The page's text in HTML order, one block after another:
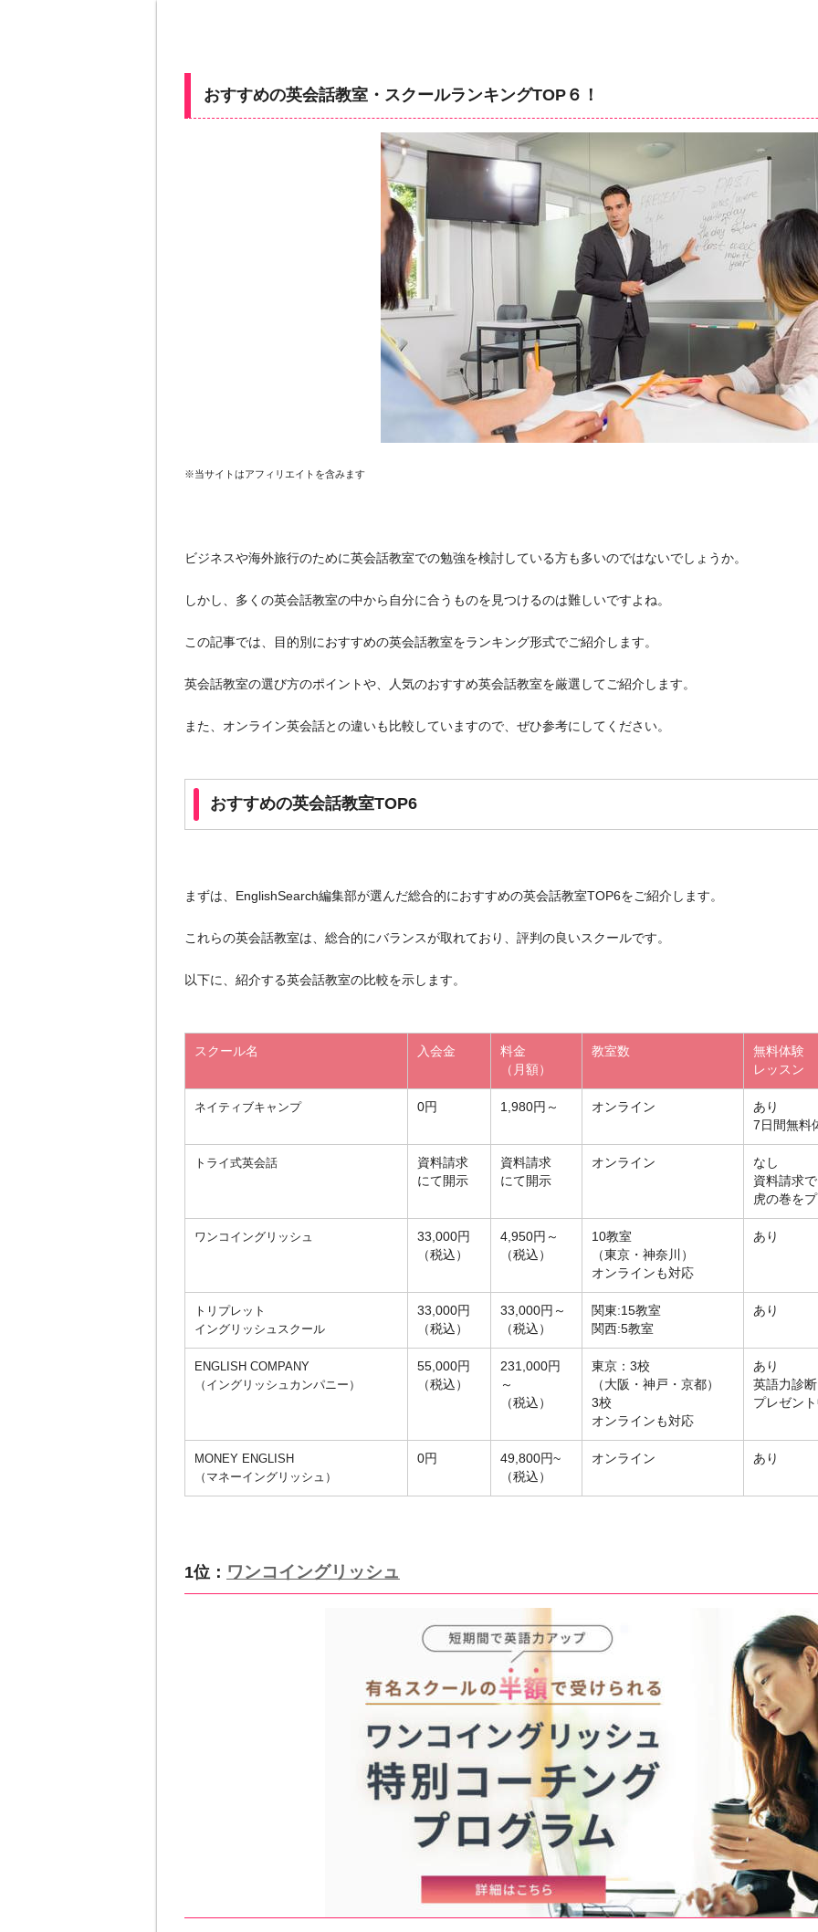
おすすめの英会話教室・スクールランキングTOP６！
※当サイトはアフィリエイトを含みます
ビジネスや海外旅行のために英会話教室での勉強を検討している方も多いのではないでしょうか。
しかし、多くの英会話教室の中から自分に合うものを見つけるのは難しいですよね。
この記事では、目的別におすすめの英会話教室をランキング形式でご紹介します。
英会話教室の選び方のポイントや、人気のおすすめ英会話教室を厳選してご紹介します。
また、オンライン英会話との違いも比較していますので、ぜひ参考にしてください。
おすすめの英会話教室TOP6
まずは、EnglishSearch編集部が選んだ総合的におすすめの英会話教室TOP6をご紹介します。
これらの英会話教室は、総合的にバランスが取れており、評判の良いスクールです。
以下に、紹介する英会話教室の比較を示します。
スクール名 入会金
料金
（月額）
教室数
無料体験
レッスン
ネイティブキャンプ 0円 1,980円～ オンライン
あり
7日間無料
トライ式英会話
資料請求
にて開示
資料請求
にて開示
オンライン
なし
資料請求で
虎の巻を
ワンコイングリッシュ
33,000円
（税込）
4,950円～
（税込）
10教室
（東京・神奈川）
オンラインも対応
あり
トリプレット
イングリッシュスクール
33,000円
（税込）
33,000円～
（税込）
関東:15教室
関西:5教室
あり
ENGLISH COMPANY
（イングリッシュカンパニー）
55,000円
（税込）
231,000円
～
（税込）
東京：3校
（大阪・神戸・京都）
3校
オンラインも対応
あり
英語力診
プレゼン
MONEY ENGLISH
（マネーイングリッシュ）
0円
49,800円~
（税込）
オンライン あり
1位： ワンコイングリッシュ